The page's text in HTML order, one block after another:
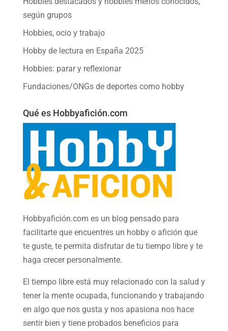
según grupos
Hobbies, ocio y trabajo
Hobby de lectura en España 2025
Hobbies: parar y reflexionar
Fundaciones/ONGs de deportes como hobby
Qué es Hobbyafición.com
Hobbyafición.com es un blog pensado para
facilitarte que encuentres un hobby o afición que
te guste, te permita disfrutar de tu tiempo libre y te
haga crecer personalmente.
El tiempo libre está muy relacionado con la salud y
tener la mente ocupada, funcionando y trabajando
en algo que nos gusta y nos apasiona nos hace
sentir bien y tiene probados beneficios para